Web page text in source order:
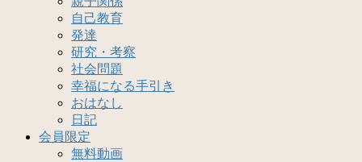
自己教育
発達
研究・考察
社会問題
幸福になる手引き
おはなし
日記
会員限定
無料動画